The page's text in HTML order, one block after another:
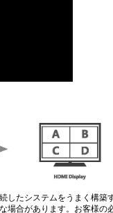
したシステムをうまく構築
場合があります。お客様